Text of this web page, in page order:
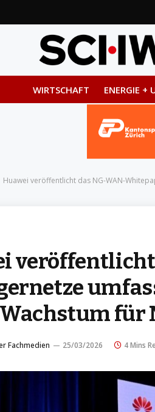
WIRTSCHAFT ENERGIE +
Huawei veröffentlicht das NG-WAN-
für
Fachmedien 25/03/2026 4 Mins